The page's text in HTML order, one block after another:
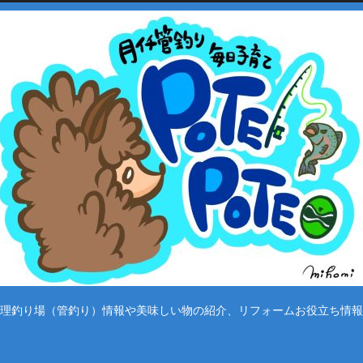
釣り場（管釣り）情報や美味しい物の紹介、リフォームお役立ち情